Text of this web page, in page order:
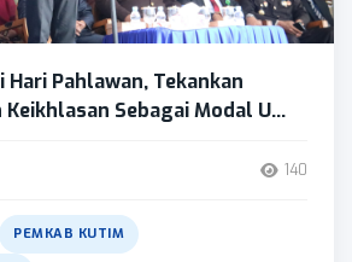
Pahlawan, Tekankan
Keikhlasan Sebagai Modal U...
140
PEMKAB KUTIM